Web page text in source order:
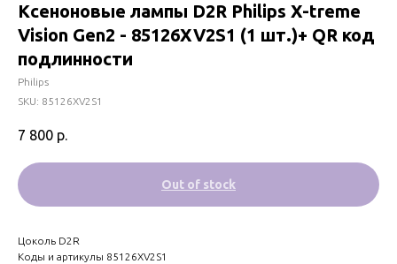
Ксеноновые лампы D2R Philips X-treme
Vision Gen2 - 85126XV2S1 (1 шт.)+ QR код
подлинности
Philips
SKU: 85126XV2S1
7 800 р.
Out of stock
Цоколь D2R
Коды и артикулы 85126XV2S1